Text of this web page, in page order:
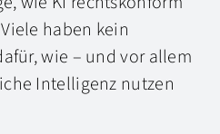
haben kein
wie – und vor allem
Intelligenz nutzen